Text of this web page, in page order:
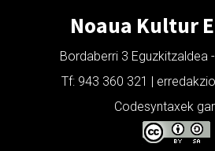
Noaua Kultur
Bordaberri 3 Eguzkitzaldea
Tf: 943 360 321 |
Codesyntaxek